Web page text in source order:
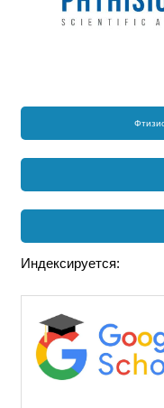
Индексируется: